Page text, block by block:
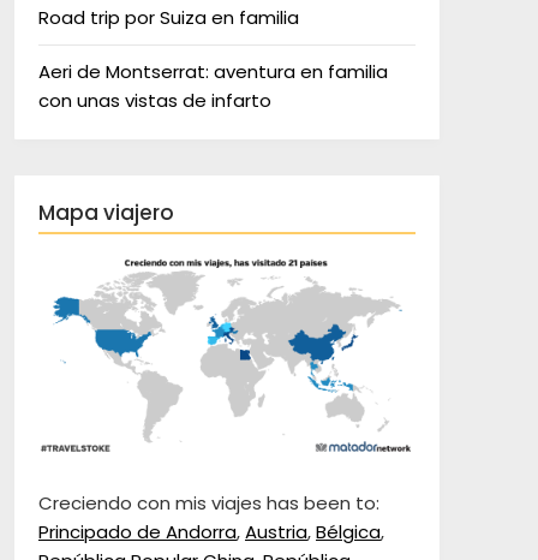
Road trip por Suiza en familia
Aeri de Montserrat: aventura en familia
con unas vistas de infarto
Mapa viajero
Creciendo con mis viajes has been to:
Principado de Andorra,Austria,Bélgica,